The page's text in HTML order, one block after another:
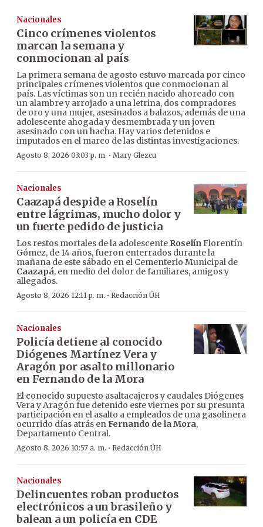
Nacionales
Cinco crímenes violentos
marcan la semana y
conmocionan al país
La primera semana de agosto estuvo marcada por cinco
principales crímenes violentos que conmocionan al
país. Las víctimas son un recién nacido ahorcado con
un alambre y arrojado a una letrina, dos compradores
de oro y una mujer, asesinados a balazos, además de una
adolescente ahogada y desmembrada y un joven
asesinado con un hacha. Hay varios detenidos e
imputados en el marco de las distintas investigaciones.
Agosto 8, 2026 03:03 p. m. · Mary Glezcu
Nacionales
Caazapá despide a Roselín
entre lágrimas, mucho dolor y
un fuerte pedido de justicia
Los restos mortales de la adolescente RoselínFlorentín
Gómez, de 14 años, fueron enterrados durante la
mañana de este sábado en el Cementerio Municipal de
Caazapá, en medio del dolor de familiares, amigos y
allegados.
Agosto 8, 2026 12:11 p. m. · Redacción ÚH
Nacionales
Policía detiene al conocido
Diógenes Martínez Vera y
Aragón por asalto millonario
en Fernando de la Mora
El conocido supuesto asaltacajeros y caudales Diógenes
Vera y Aragón fue detenido este viernes por su presunta
participación en el asalto a empleados de una gasolinera
ocurrido días atrás enFernando de la Mora,
Departamento Central.
Agosto 8, 2026 10:57 a. m. · Redacción ÚH
Nacionales
Delincuentes roban productos
electrónicos a un brasileño y
balean a un policía en CDE